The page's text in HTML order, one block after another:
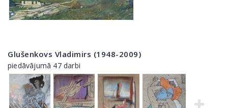
Glušenkovs Vladimirs (1948-2009)
piedāvājumā 47 darbi